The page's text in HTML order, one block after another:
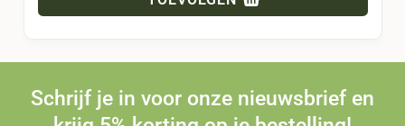
Schrijf je in voor onze nieuwsbrief en